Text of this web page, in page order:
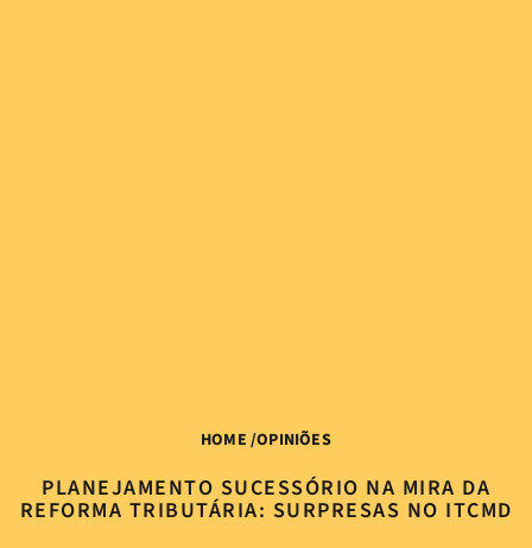
HOME /OPINIÕES
PLANEJAMENTO SUCESSÓRIO NA MIRA DA
REFORMA TRIBUTÁRIA: SURPRESAS NO ITCMD